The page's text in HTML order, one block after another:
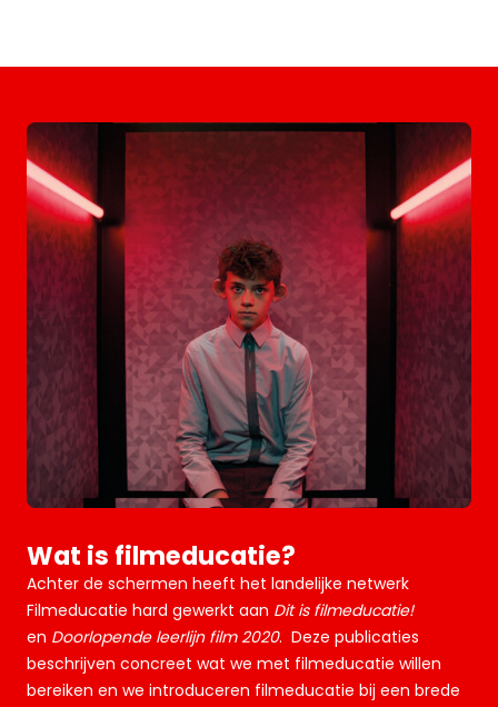
Wat is filmeducatie?
Achter de schermen heeft het landelijke netwerk
Filmeducatie hard gewerkt aan Dit is filmeducatie!
en Doorlopende leerlijn film 2020. Deze publicaties
beschrijven concreet wat we met filmeducatie willen
bereiken en we introduceren filmeducatie bij een brede